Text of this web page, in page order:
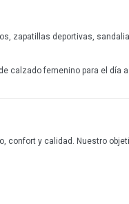
zapatillas deportivas,
calzado femenino para el día
confort y calidad. Nuestro